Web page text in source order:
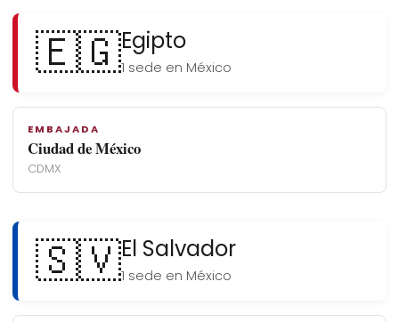
🇪🇬Egipto
1 sede en México
EMBAJADA
Ciudad de México
CDMX
🇸🇻El Salvador
1 sede en México